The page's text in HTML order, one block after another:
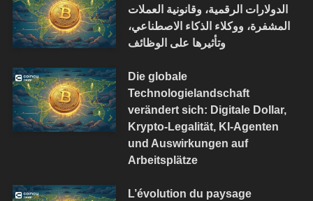
الدولارات الرقمية، وقانونية العملات
المشفرة، ووكلاء الذكاء الاصطناعي،
وتأثيرها على الوظائف
Die globale
Technologielandschaft
verändert sich: Digitale Dollar,
Krypto-Legalität, KI-Agenten
und Auswirkungen auf
Arbeitsplätze
L’évolution du paysage